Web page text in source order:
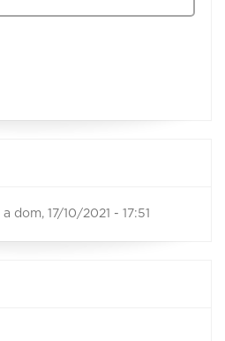
a dom, 17/10/2021 - 17:51